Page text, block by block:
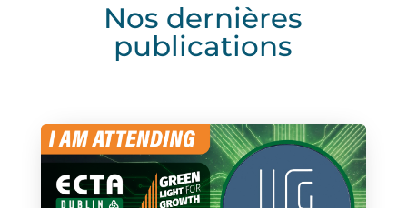
Nos dernières
publications